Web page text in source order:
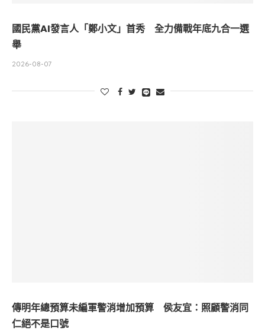
國民黨AI發言人「鄭小文」首秀 全力備戰年底九合一選
舉
2026-08-07
傳明年總預算未編軍警消增加預算 侯友宜：照顧警消同
仁絕不是口號